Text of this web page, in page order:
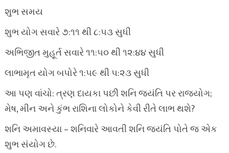
શુભ સમય
શુભ યોગ સવારે ૭:૧૧ થી ૮:૫૩ સુધી
અભિજીત મુહૂર્ત સવારે ૧૧:૫૦ થી ૧૨:૪૪ સુધી
લાભામૃત યોગ બપોરે ૧:૫૯ થી ૫:૨૩ સુધી
આ પણ વાંચો: ત્રણ દાયકા પછી શનિ જયંતિ પર રાજયોગ;
મેષ, મીન અને કુંભ રાશિના લોકોને કેવી રીતે લાભ થશે?
શનિ અમાવસ્યા – શનિવારે આવતી શનિ જયંતિ પોતે જ એક
શુભ સંયોગ છે.